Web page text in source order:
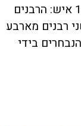
לפי החוק היום, במועצת הרבנות חברים 15 איש: הרבנים
רבנים מארבע
בידי